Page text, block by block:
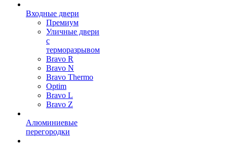
Входные двери
Премиум
Уличные двери
с
терморазрывом
Bravo R
Bravo N
Bravo Thermo
Optim
Bravo L
Bravo Z
Алюминиевые
перегородки